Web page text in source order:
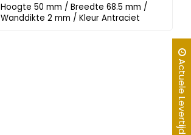
Hoogte 50 mm / Breedte 68.5 mm /
Wanddikte 2 mm / Kleur Antraciet
Actuele Levertijd